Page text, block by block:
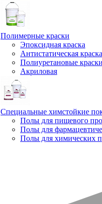
Полимерные краски
Эпоксидная краска
Антистатическая краска
Полиуретановые краски
Акриловая
Специальные химстойкие
Полы для пищевого
Полы для
Полы для химических